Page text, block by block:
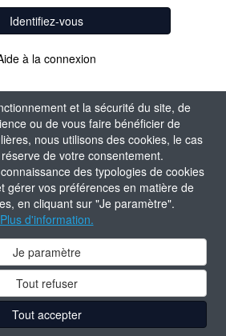
et la sécurité du site, de
ou de vous faire bénéficier de
nous utilisons des cookies, le cas
de votre consentement.
des typologies de cookies
gérer vos préférences en matière de
en cliquant sur "Je paramètre".
Plus d'information.
Je paramètre
Tout refuser
Tout accepter
Identifiez-vous
à la connexion